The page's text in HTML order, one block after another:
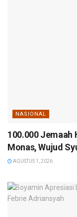
NASIONAL
100.000 Jemaah
Monas, Wujud
AGUSTUS 1, 2026